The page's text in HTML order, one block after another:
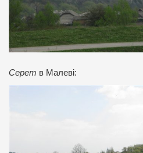
Серет в Малеві: